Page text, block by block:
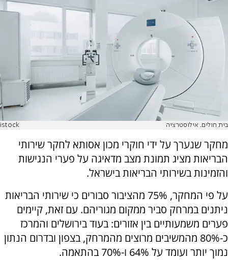
בית חולים. אילוסטרציה istock
מחקר שנערך על ידי חוקרי מכון אסותא לחקר שירותי
הבריאות מציג תמונת מצב מדאיגה על פערי הנגישות
והזמינות בשירותי הבריאות בישראל.
על פי המחקר, 75% מהציבור סבורים כי שירותי הבריאות
ניתנים במרחק סביר ממקום מגוריהם. עם זאת, קיימים
פערים משמעותיים בין אזורים: בעוד בירושלים והמרכז
כ-80% מהמשיבים מרוצים מהמרחק, בצפון ובדרום הנתון
נמוך יותר ועומד על 64% ו-70% בהתאמה.